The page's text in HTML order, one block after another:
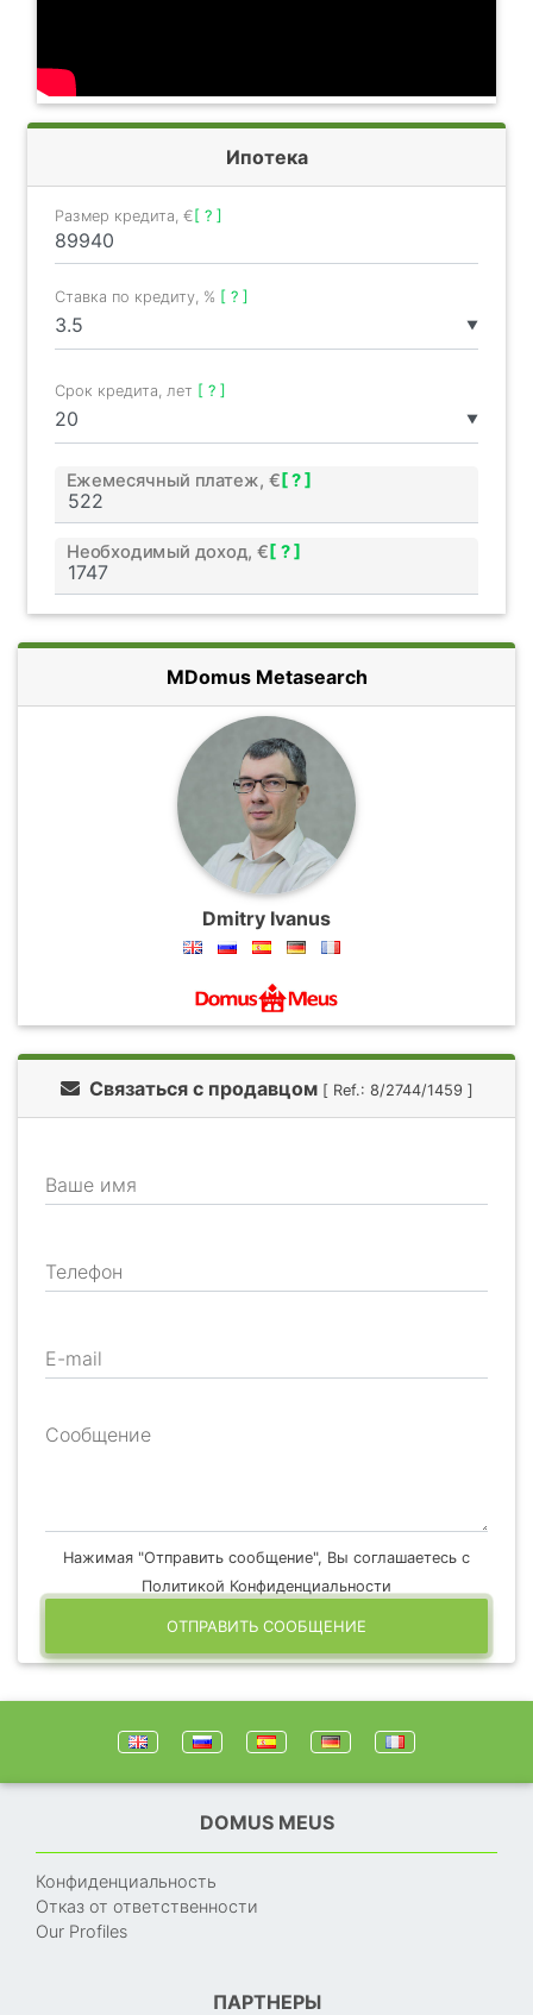
Ипотека
Размер кредита, €[ ? ]
▼
Ставка по кредиту, % [ ? ]
▼
Срок кредита, лет [ ? ]
Ежемесячный платеж, € [ ? ]
Необходимый доход, € [ ? ]
MDomus Metasearch
Dmitry Ivanus
Связаться с продавцом [ Ref.: 8/2744/1459 ]
Ваше имя
Телефон
E-mail
Сообщение
Нажимая "Отправить сообщение", Вы соглашаетесь с
Политикой Конфиденциальности
ОТПРАВИТЬ СООБЩЕНИЕ
DOMUS MEUS
Конфиденциальность
Отказ от ответственности
Our Profiles
ПАРТНЕРЫ